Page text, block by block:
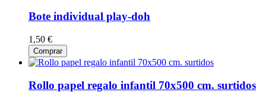
Bote individual play-doh
1,50 €
Comprar
Rollo papel regalo infantil 70x500 cm. surtidos